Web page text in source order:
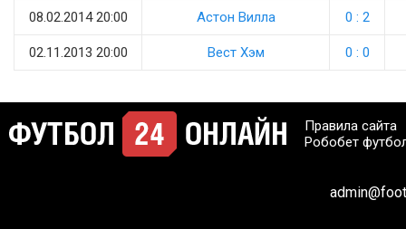
08.02.2014 20:00 Астон Вилла 0 : 2
02.11.2013 20:00 Вест Хэм 0 : 0
Правила сайта
Робобет